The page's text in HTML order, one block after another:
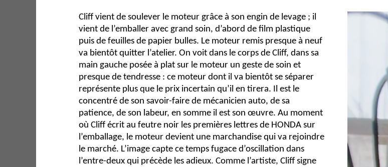
Cliff vient de soulever le moteur grâce à son engin de levage ; il
vient de l’emballer avec grand soin, d’abord de film plastique
puis de feuilles de papier bulles. Le moteur remis presque à neuf
va bientôt quitter l’atelier. On voit dans le corps de Cliff, dans sa
main gauche posée à plat sur le moteur un geste de soin et
presque de tendresse : ce moteur dont il va bientôt se séparer
représente plus que le prix incertain qu’il en tirera. Il est le
concentré de son savoir-faire de mécanicien auto, de sa
patience, de son labeur, en somme il est son œuvre. Au moment
où Cliff écrit au feutre noir les premières lettres de HONDA sur
l’emballage, le moteur devient une marchandise qui va rejoindre
le marché. L’image capte ce temps fugace d’oscillation dans
l’entre-deux qui précède les adieux. Comme l’artiste, Cliff signe